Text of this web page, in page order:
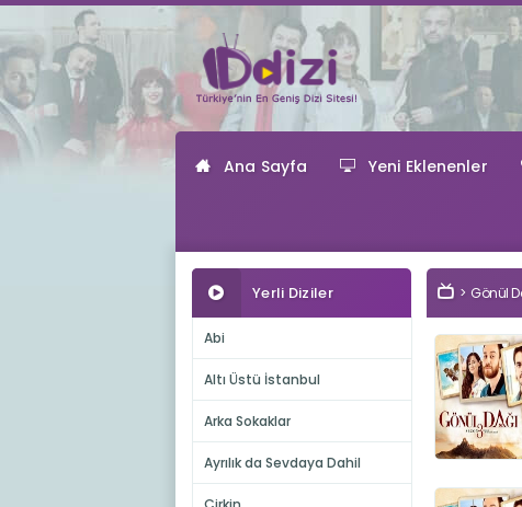
Ana Sayfa Yeni Eklenenler
Yerli Diziler
Abi
Altı Üstü İstanbul
Arka Sokaklar
Ayrılık da Sevdaya Dahil
Gönül